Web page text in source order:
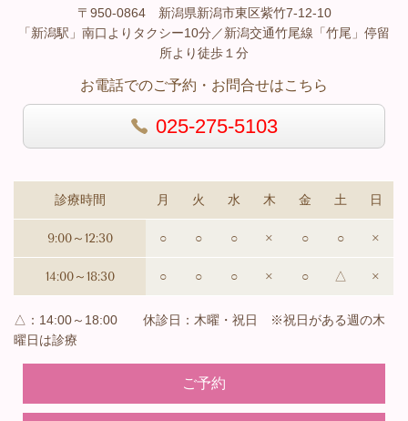
〒950-0864 新潟県新潟市東区紫竹7-12-10
「新潟駅」南口よりタクシー10分／新潟交通竹尾線「竹尾」停留
所より徒歩１分
お電話でのご予約・お問合せはこちら
025-275-5103
診療時間 月 火 水 木 金 土 日
9:00～12:30 ○ ○ ○ × ○ ○ ×
14:00～18:30 ○ ○ ○ × ○ △ ×
△：14:00～18:00 休診日：木曜・祝日 ※祝日がある週の木
曜日は診療
ご予約